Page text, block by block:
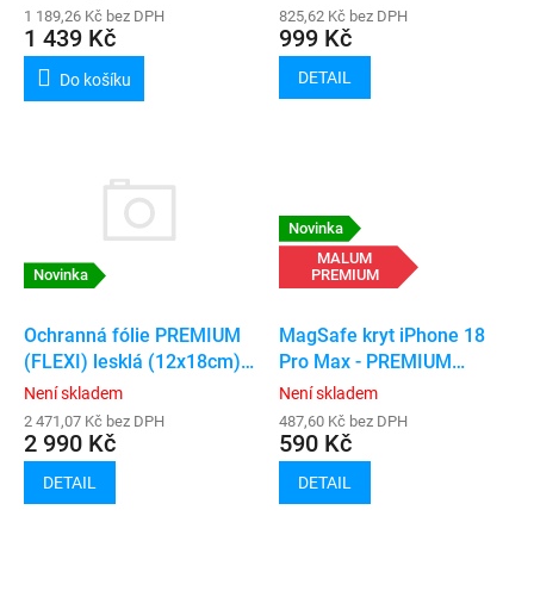
1 189,26 Kč bez DPH
1 439 Kč
Do košíku
825,62 Kč bez DPH
999 Kč
DETAIL
Novinka
Ochranná fólie PREMIUM
(FLEXI) lesklá (12x18cm)
50ks
Není skladem
2 471,07 Kč bez DPH
2 990 Kč
DETAIL
Novinka
MALUM
PREMIUM
MagSafe kryt iPhone 18
Pro Max - PREMIUM
(black)
Není skladem
487,60 Kč bez DPH
590 Kč
DETAIL